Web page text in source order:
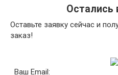
Остались
Оставьте заявку сейчас и
заказ!
Ваш Email: